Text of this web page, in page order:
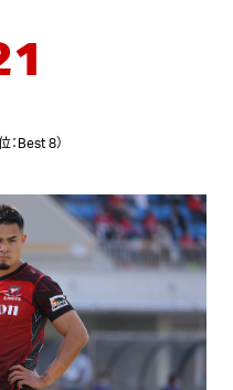
：Best 8）